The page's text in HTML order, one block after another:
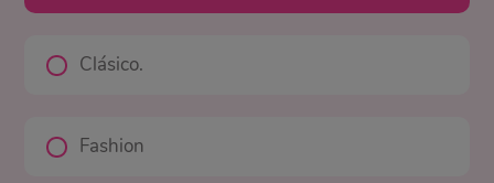
Clásico.
Fashion